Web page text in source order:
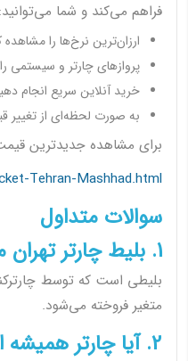
فراهم می‌کند و شما می‌توانید:
ارزان‌ترین نرخ‌ها را مشاهده
پروازهای چارتر و سیستمی
خرید آنلاین سریع انجام
به صورت لحظه‌ای از تغییر
برای مشاهده جدیدترین
Tehran-Mashhad.html
سوالات متداول
1. بلیط چارتر تهران مشهد چیست؟
بلیطی است که توسط
متغیر فروخته می‌شود.
2. آیا چارتر همیشه ارزان‌تر است؟